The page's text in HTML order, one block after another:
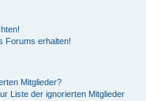
Forums erhalten!
Mitglieder?
Liste der ignorierten Mitglieder